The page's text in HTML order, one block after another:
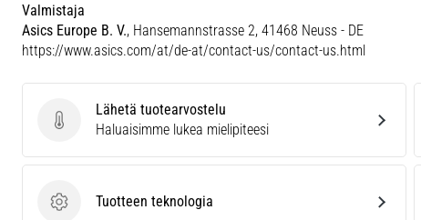
Valmistaja
Asics Europe B. V., Hansemannstrasse 2, 41468 Neuss - DE
https://www.asics.com/at/de-at/contact-us/contact-us.html
Lähetä tuotearvostelu
Lähetä tuotearvostelu
Haluaisimme lukea mielipiteesi
Tuotteen teknologia
Tuotteen teknologia